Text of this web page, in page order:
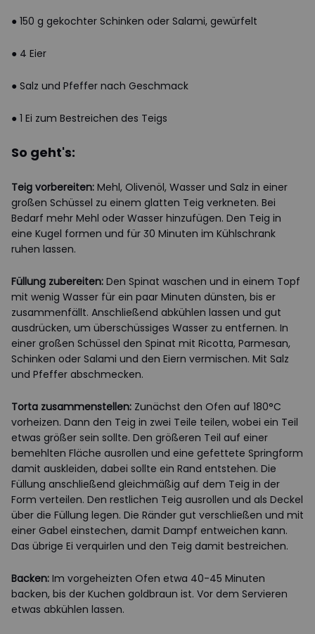
● 150 g gekochter Schinken oder Salami, gewürfelt
● 4 Eier
● Salz und Pfeffer nach Geschmack
● 1 Ei zum Bestreichen des Teigs
So geht's:
Teig vorbereiten: Mehl, Olivenöl, Wasser und Salz in einer
großen Schüssel zu einem glatten Teig verkneten. Bei
Bedarf mehr Mehl oder Wasser hinzufügen. Den Teig in
eine Kugel formen und für 30 Minuten im Kühlschrank
ruhen lassen.
Füllung zubereiten: Den Spinat waschen und in einem Topf
mit wenig Wasser für ein paar Minuten dünsten, bis er
zusammenfällt. Anschließend abkühlen lassen und gut
ausdrücken, um überschüssiges Wasser zu entfernen. In
einer großen Schüssel den Spinat mit Ricotta, Parmesan,
Schinken oder Salami und den Eiern vermischen. Mit Salz
und Pfeffer abschmecken.
Torta zusammenstellen: Zunächst den Ofen auf 180°C
vorheizen. Dann den Teig in zwei Teile teilen, wobei ein Teil
etwas größer sein sollte. Den größeren Teil auf einer
bemehlten Fläche ausrollen und eine gefettete Springform
damit auskleiden, dabei sollte ein Rand entstehen. Die
Füllung anschließend gleichmäßig auf dem Teig in der
Form verteilen. Den restlichen Teig ausrollen und als Deckel
über die Füllung legen. Die Ränder gut verschließen und mit
einer Gabel einstechen, damit Dampf entweichen kann.
Das übrige Ei verquirlen und den Teig damit bestreichen.
Backen: Im vorgeheizten Ofen etwa 40-45 Minuten
backen, bis der Kuchen goldbraun ist. Vor dem Servieren
etwas abkühlen lassen.